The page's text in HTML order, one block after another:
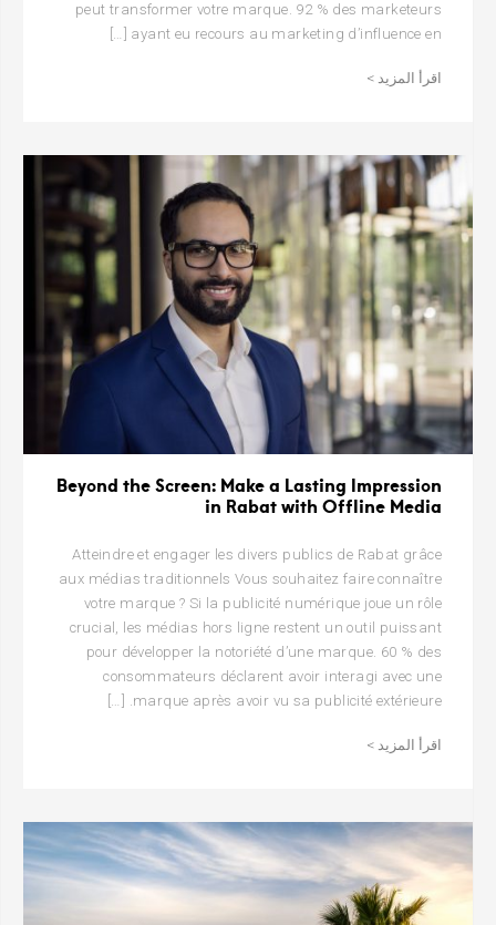
peut transformer votre marque. 92 % des marketeurs
ayant eu recours au marketing d’influence en […]
اقرأ المزيد >
Beyond the Screen: Make a Lasting Impression
in Rabat with Offline Media
Atteindre et engager les divers publics de Rabat grâce
aux médias traditionnels Vous souhaitez faire connaître
votre marque ? Si la publicité numérique joue un rôle
crucial, les médias hors ligne restent un outil puissant
pour développer la notoriété d’une marque. 60 % des
consommateurs déclarent avoir interagi avec une
marque après avoir vu sa publicité extérieure. […]
اقرأ المزيد >